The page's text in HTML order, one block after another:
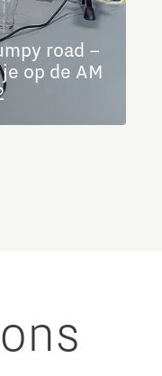
road –
op de AM